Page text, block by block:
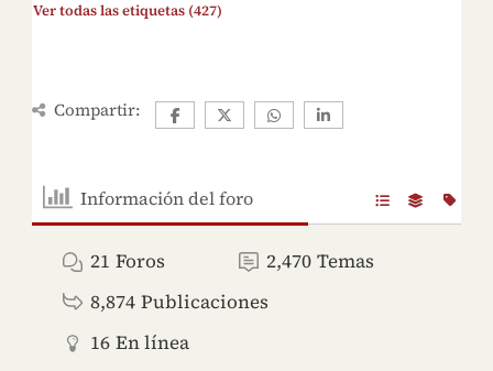
Ver todas las etiquetas (427)
Compartir:
Información del foro
21 Foros 2,470 Temas
8,874 Publicaciones
16 En línea